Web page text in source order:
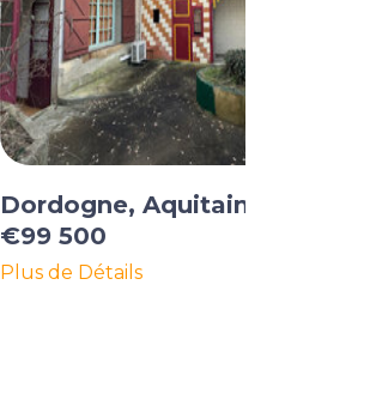
Dordogne, Aquitaine
€99 500
Plus de Détails